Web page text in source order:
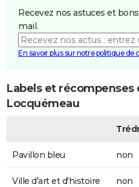
Recevez nos astuces et
mail.
En savoir plus sur notre politique de
Labels et récompenses
Locquémeau
Pavillon bleu non
Ville d'art et d'histoire non